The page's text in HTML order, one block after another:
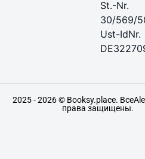
St.-Nr.
30/569/
Ust-IdNr.
2025 - 2026 © Booksy.place. Все
права защищены.